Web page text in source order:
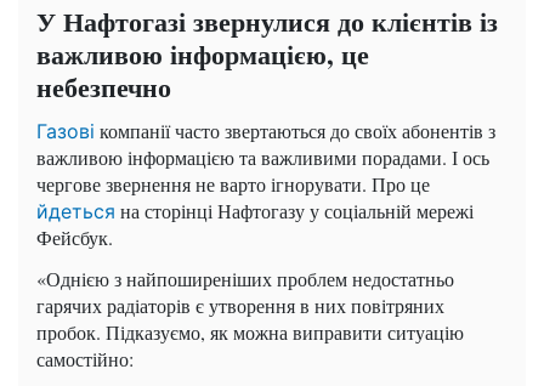
У Нафтогазі звернулися до клієнтів із
важливою інформацією, це
небезпечно
Газові компанії часто звертаються до своїх абонентів з
важливою інформацією та важливими порадами. І ось
чергове звернення не варто ігнорувати. Про це
йдеться на сторінці Нафтогазу у соціальній мережі
Фейсбук.
«Однією з найпоширеніших проблем недостатньо
гарячих радіаторів є утворення в них повітряних
пробок. Підказуємо, як можна виправити ситуацію
самостійно: